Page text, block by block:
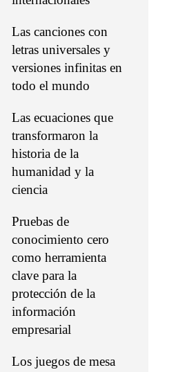
Las canciones con
letras universales y
versiones infinitas en
todo el mundo
Las ecuaciones que
transformaron la
historia de la
humanidad y la
ciencia
Pruebas de
conocimiento cero
como herramienta
clave para la
protección de la
información
empresarial
Los juegos de mesa